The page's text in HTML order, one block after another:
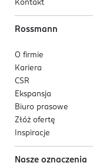
Kontakt
Rossmann
O firmie
Kariera
CSR
Ekspansja
Biuro prasowe
Złóż ofertę
Inspiracje
Nasze oznaczenia